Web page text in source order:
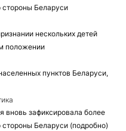
Беларуси
нескольких детей
положении
пунктов Беларуси,
вновь зафиксировала более
Беларуси (подробно)